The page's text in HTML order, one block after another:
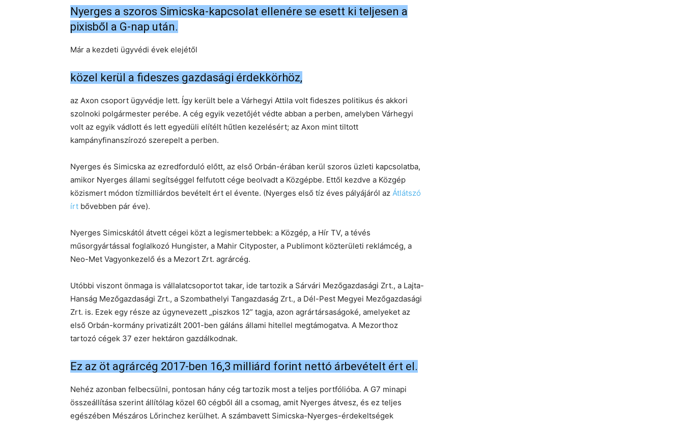
Nyerges a szoros Simicska-kapcsolat ellenére se esett ki teljesen a
pixisből a G-nap után.
Már a kezdeti ügyvédi évek elejétől
közel kerül a fideszes gazdasági érdekkörhöz,
az Axon csoport ügyvédje lett. Így került bele a Várhegyi Attila volt fideszes politikus és akkori
szolnoki polgármester perébe. A cég egyik vezetőjét védte abban a perben, amelyben Várhegyi
volt az egyik vádlott és lett egyedüli elítélt hűtlen kezelésért; az Axon mint tiltott
kampányfinanszírozó szerepelt a perben.
Nyerges és Simicska az ezredforduló előtt, az első Orbán-érában kerül szoros üzleti kapcsolatba,
amikor Nyerges állami segítséggel felfutott cége beolvadt a Közgépbe. Ettől kezdve a Közgép
közismert módon tízmilliárdos bevételt ért el évente. (Nyerges első tíz éves pályájáról az Átlátszó
írt bővebben pár éve).
Nyerges Simicskától átvett cégei közt a legismertebbek: a Közgép, a Hír TV, a tévés
műsorgyártással foglalkozó Hungister, a Mahir Cityposter, a Publimont közterületi reklámcég, a
Neo-Met Vagyonkezelő és a Mezort Zrt. agrárcég.
Utóbbi viszont önmaga is vállalatcsoportot takar, ide tartozik a Sárvári Mezőgazdasági Zrt., a Lajta-
Hanság Mezőgazdasági Zrt., a Szombathelyi Tangazdaság Zrt., a Dél-Pest Megyei Mezőgazdasági
Zrt. is. Ezek egy része az úgynevezett „piszkos 12” tagja, azon agrártársaságoké, amelyeket az
első Orbán-kormány privatizált 2001-ben gáláns állami hitellel megtámogatva. A Mezorthoz
tartozó cégek 37 ezer hektáron gazdálkodnak.
Ez az öt agrárcég 2017-ben 16,3 milliárd forint nettó árbevételt ért el.
Nehéz azonban felbecsülni, pontosan hány cég tartozik most a teljes portfólióba. A G7 minapi
összeállítása szerint állítólag közel 60 cégből áll a csomag, amit Nyerges átvesz, és ez teljes
egészében Mészáros Lőrinchez kerülhet. A számbavett Simicska-Nyerges-érdekeltségek